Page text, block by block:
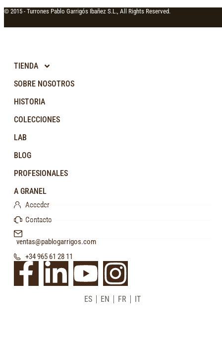
© 2015 - Turrones Pablo Garrigós Ibañez S.L., All Rights Reserved.
TIENDA
SOBRE NOSOTROS
HISTORIA
COLECCIONES
LAB
BLOG
PROFESIONALES
A GRANEL
Acceder
Contacto
ventas@pablogarrigos.com
+34 965 61 28 11
ES EN FR IT